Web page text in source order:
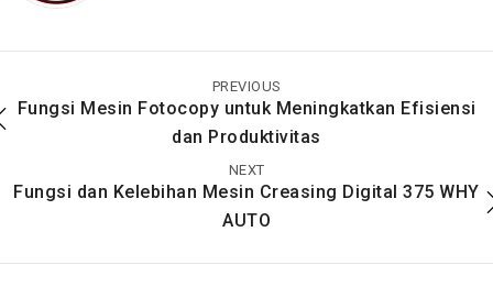
PREVIOUS
Fungsi Mesin Fotocopy untuk Meningkatkan Efisiensi
dan Produktivitas
NEXT
Fungsi dan Kelebihan Mesin Creasing Digital 375 WHY
AUTO